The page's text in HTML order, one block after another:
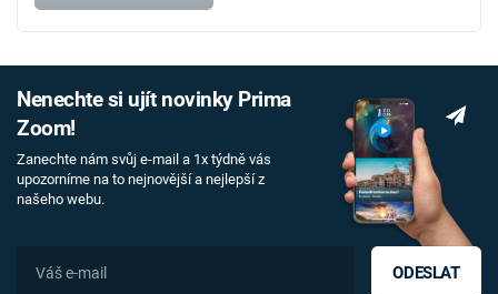
Nenechte si ujít novinky Prima
Zoom!
Zanechte nám svůj e-mail a 1x týdně vás
upozorníme na to nejnovější a nejlepší z
našeho webu.
ODESLAT